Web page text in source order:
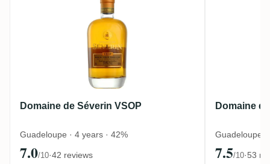
Domaine de Séverin VSOP
Guadeloupe · 4 years · 42%
7.0/10·42 reviews
Domaine
Guadeloupe
7.5/10·53